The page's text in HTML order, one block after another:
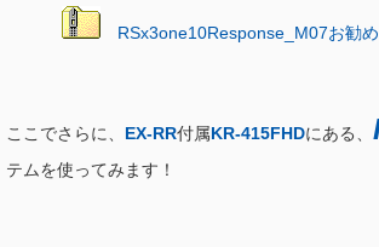
RSx3one10Response_M07お勧め
ここでさらに、 EX-RR付属KR-415FHDにある、
テムを使ってみます！